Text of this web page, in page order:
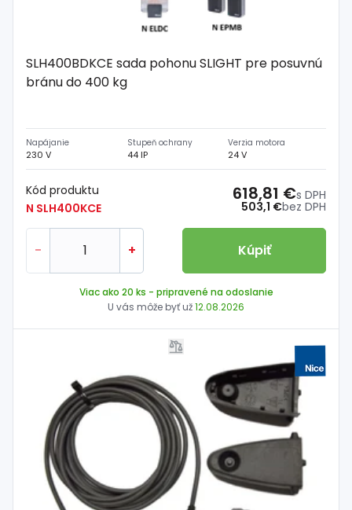
SLH400BDKCE sada pohonu SLIGHT pre posuvnú
bránu do 400 kg
Napájanie
230 V
Stupeň ochrany
44 IP
Verzia motora
24 V
Kód produktu
N SLH400KCE
503,1 €bez DPH
618,81 €s DPH
- + Kúpiť
Viac ako 20 ks - pripravené na odoslanie
U vás môže byť už12.08.2026